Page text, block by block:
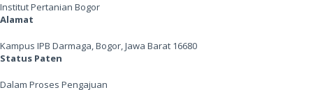
Institut Pertanian Bogor
Alamat
Kampus IPB Darmaga, Bogor, Jawa Barat 16680
Status Paten
Dalam Proses Pengajuan